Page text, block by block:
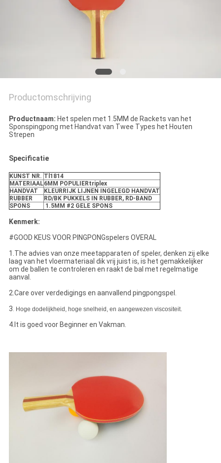
Productomschrijving
Productnaam: Het spelen met 1.5MM de Rackets van het
Sponspingpong met Handvat van Twee Types het Houten
Strepen
Specificatie
KUNST NR. Tl1814
MATERIAAL6MM POPULIERtriplex
HANDVAT
KLEURRIJK LIJNEN INGELEGD HANDVAT
RUBBER
RD/BK PUKKELS IN RUBBER, RD-BAND
SPONS
1.5MM #2 GELE SPONS
Kenmerk:
#GOOD KEUS VOOR PINGPONGspelers OVERAL
1.The advies van onze meetapparaten of speler, denken zij elke
laag van het vloermateriaal dik vrij juist is, is het gemakkelijker
om de ballen te controleren en raakt de bal met regelmatige
aanval.
2.Care over verdedigings en aanvallend pingpongspel.
3. Hoge dodelijkheid, hoge snelheid, en aangewezen viscositeit.
4.It is goed voor Beginner en Vakman.